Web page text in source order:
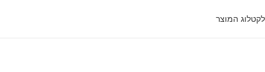
המוצר